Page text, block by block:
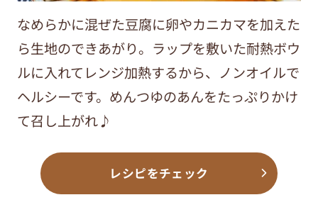
なめらかに混ぜた豆腐に卵やカニカマを加えた
ら生地のできあがり。ラップを敷いた耐熱ボウ
ルに入れてレンジ加熱するから、ノンオイルで
ヘルシーです。めんつゆのあんをたっぷりかけ
て召し上がれ♪
レシピをチェック